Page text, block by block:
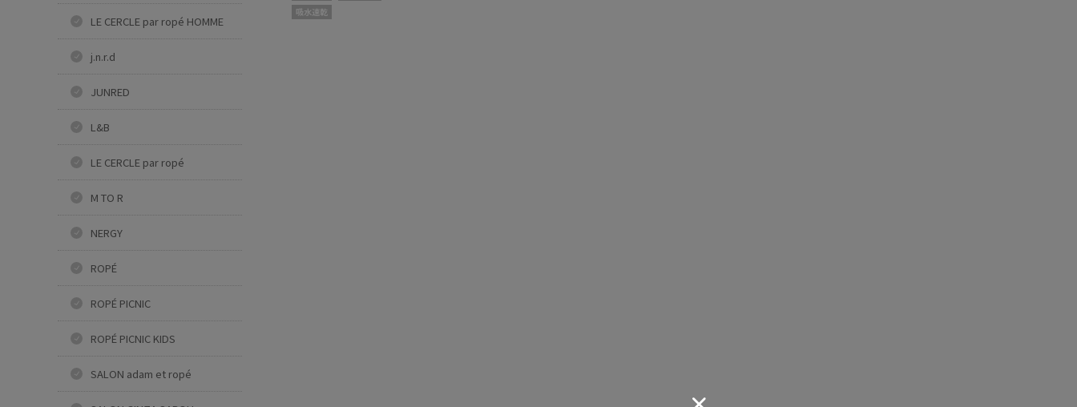
LE CERCLE par ropé HOMME
j.n.r.d
JUNRED
L&B
LE CERCLE par ropé
M TO R
NERGY
ROPÉ
ROPÉ PICNIC
ROPÉ PICNIC KIDS
SALON adam et ropé
吸水速乾